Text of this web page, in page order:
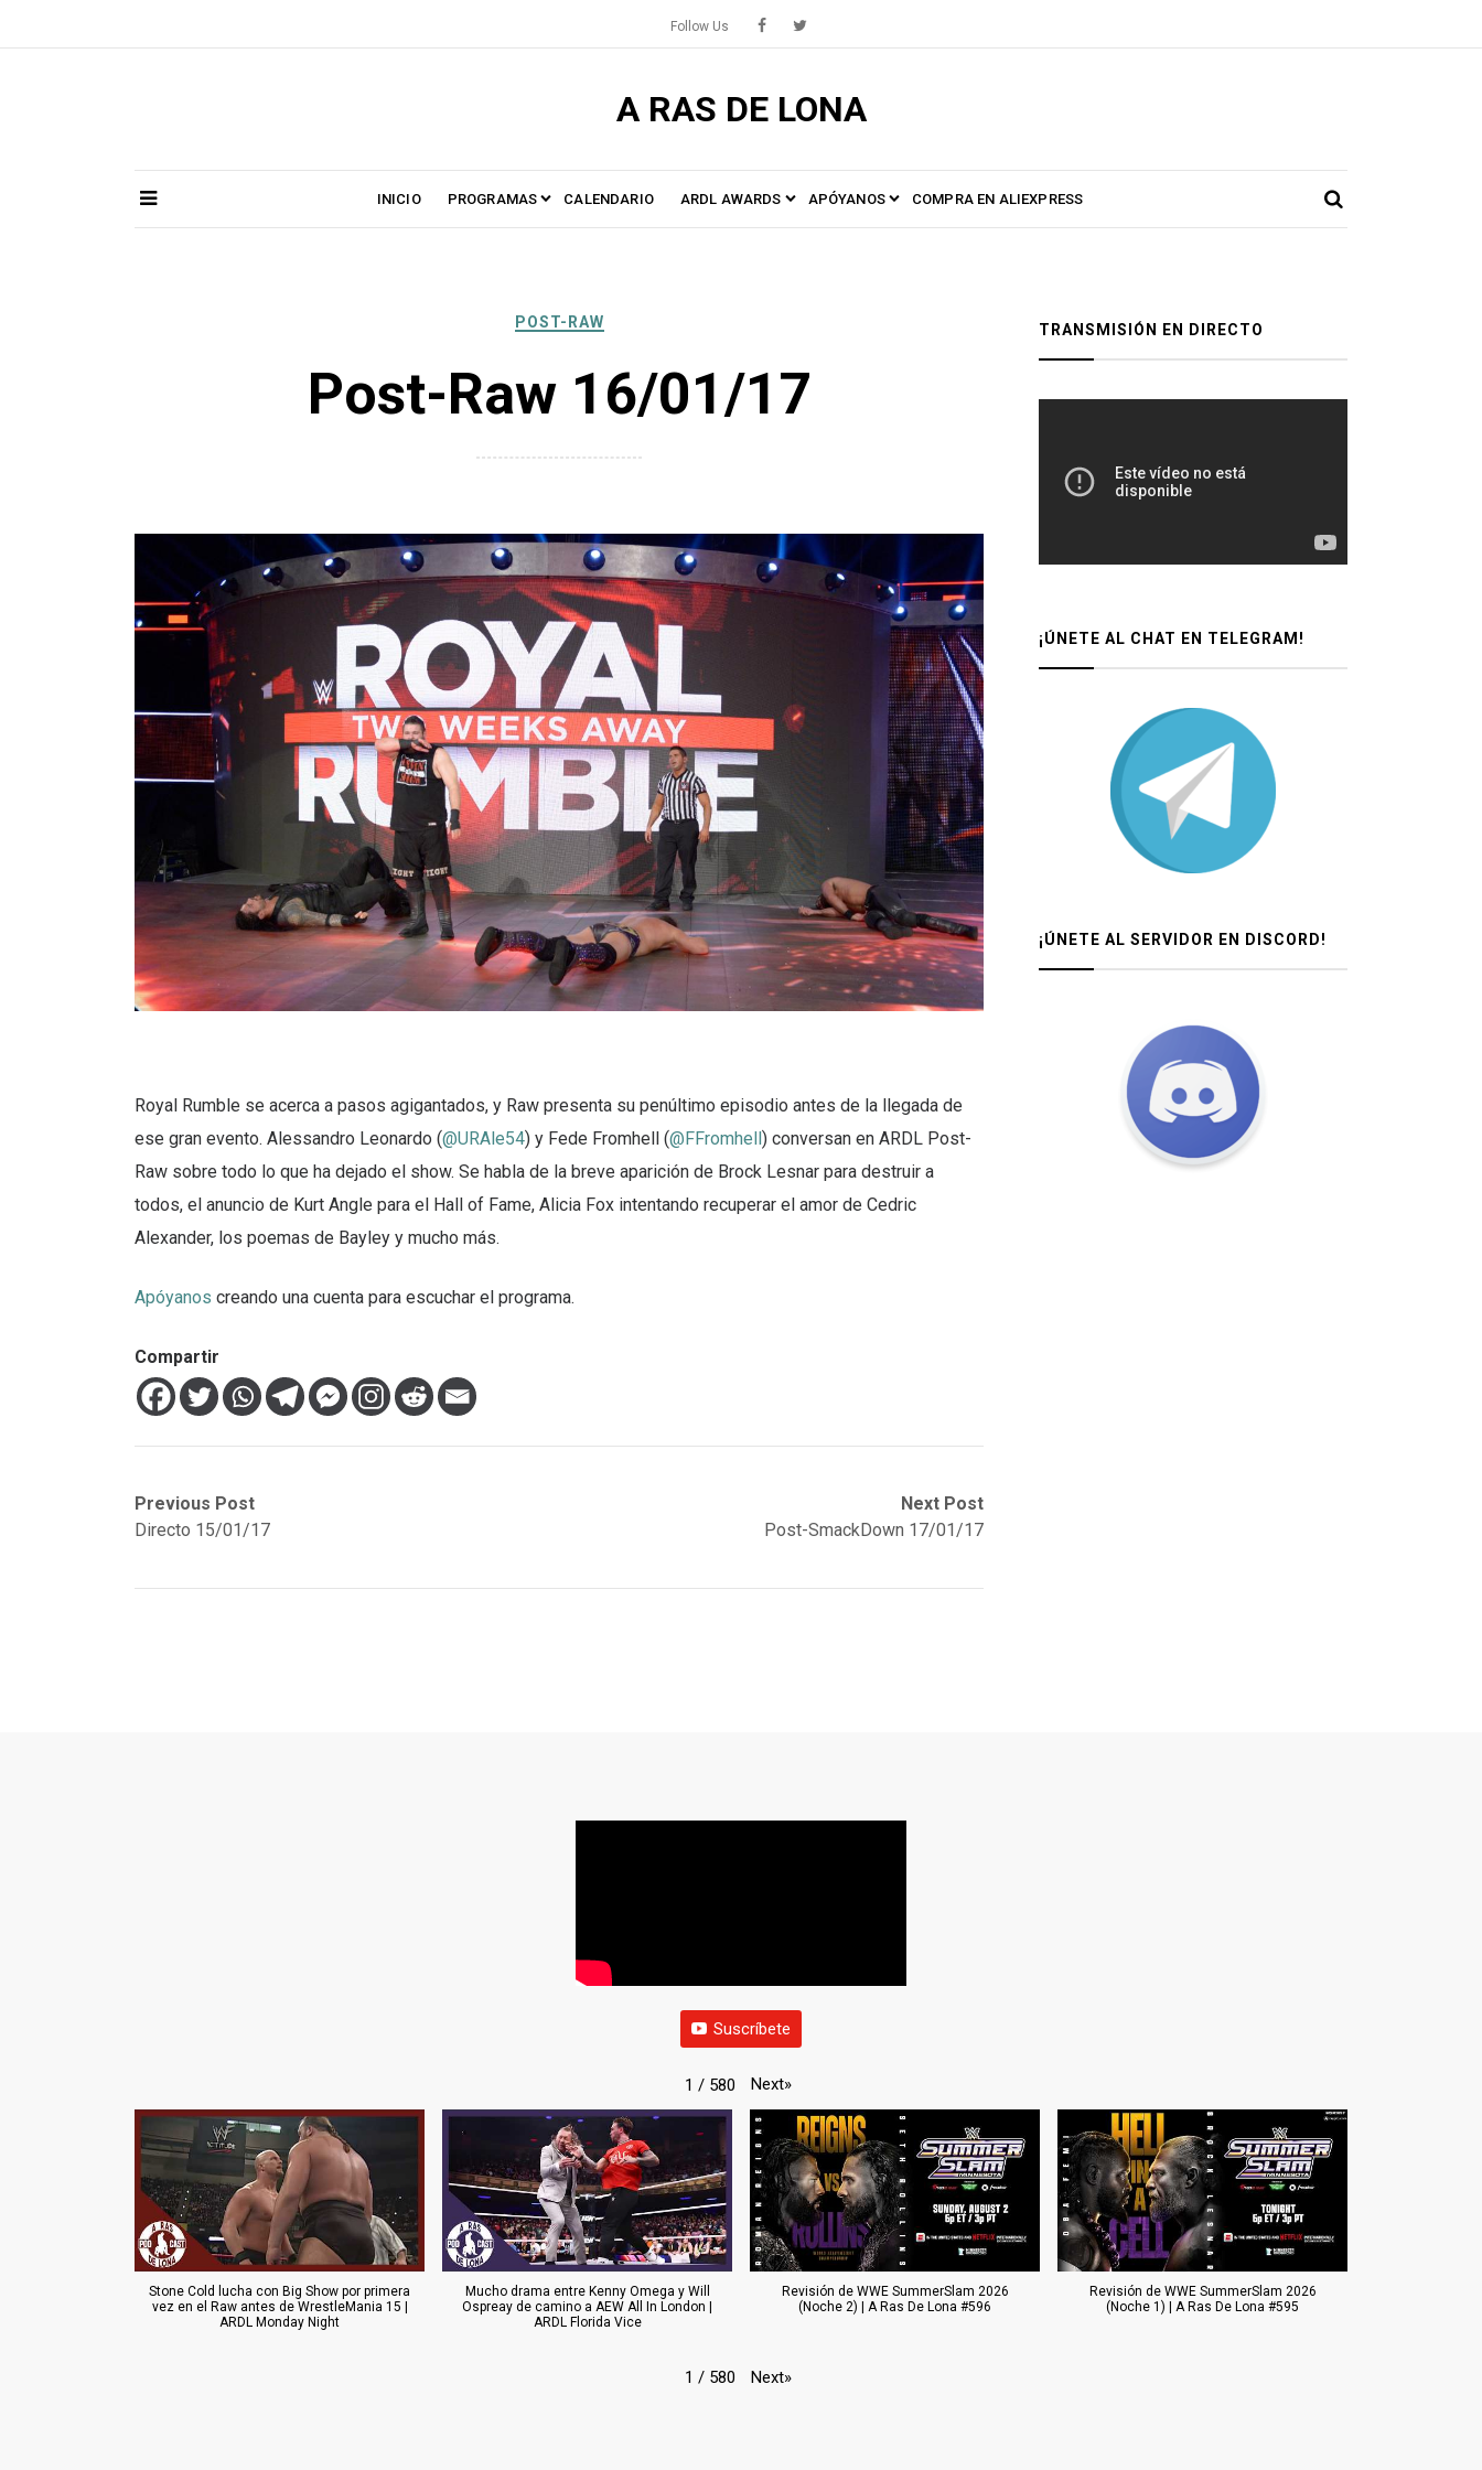
Follow Us
A RAS DE LONA
INICIO PROGRAMAS CALENDARIO ARDL AWARDS APÓYANOS COMPRA EN ALIEXPRESS
POST-RAW
Post-Raw 16/01/17
Royal Rumble se acerca a pasos agigantados, y Raw presenta su penúltimo episodio antes de la llegada de
ese gran evento. Alessandro Leonardo (@URAle54) y Fede Fromhell (@FFromhell) conversan en ARDL Post-
Raw sobre todo lo que ha dejado el show. Se habla de la breve aparición de Brock Lesnar para destruir a
todos, el anuncio de Kurt Angle para el Hall of Fame, Alicia Fox intentando recuperar el amor de Cedric
Alexander, los poemas de Bayley y mucho más.
Apóyanos creando una cuenta para escuchar el programa.
Compartir
NavegaciónPrevious Post
Directo 15/01/17
Next Post
Post-SmackDown 17/01/17
TRANSMISIÓN EN DIRECTO
¡ÚNETE AL CHAT EN TELEGRAM!
¡ÚNETE AL SERVIDOR EN DISCORD!
Suscríbete
1 / 580 Next»
Stone Cold lucha con Big Show por primera
vez en el Raw antes de WrestleMania 15 |
ARDL Monday Night
Mucho drama entre Kenny Omega y Will
Ospreay de camino a AEW All In London |
ARDL Florida Vice
Revisión de WWE SummerSlam 2026
(Noche 2) | A Ras De Lona #596
Revisión de WWE SummerSlam 2026
(Noche 1) | A Ras De Lona #595
1 / 580 Next»